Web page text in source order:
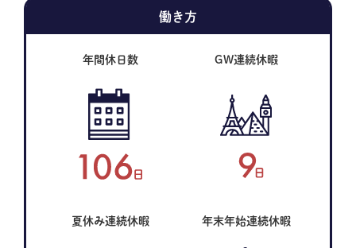
働き方
年間休日数 GW連続休暇
夏休み連続休暇 年末年始連続休暇